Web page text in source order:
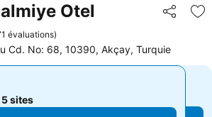
Otel Partager
évaluations)
Cd. No: 68, 10390, Akçay, Turquie
5 sites
5 sites